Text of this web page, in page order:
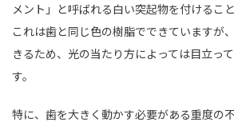
メント」と呼ばれる白い突起物を付けること
これは歯と同じ色の樹脂でできていますが
きるため、光の当たり方によっては目立っ
す。
特に、歯を大きく動かす必要がある重度の